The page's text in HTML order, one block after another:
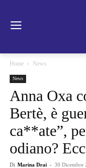
Home News
News
Anna Oxa
Bertè, è
ca**ate”,
odiano?
Di Marina Drai - 30 Dicembre